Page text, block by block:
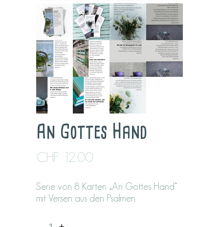
An Gottes Hand
CHF 12.00
Serie von 8 Karten „An Gottes Hand“
mit Versen aus den Psalmen.